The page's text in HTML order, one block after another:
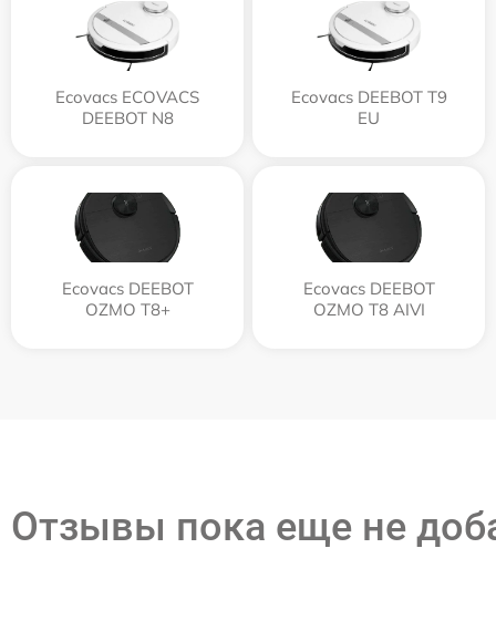
Ecovacs ECOVACS
DEEBOT N8
Ecovacs DEEBOT T9
EU
Ecovacs DEEBOT
OZMO T8+
Ecovacs DEEBOT
OZMO T8 AIVI
Отзывы пока еще не